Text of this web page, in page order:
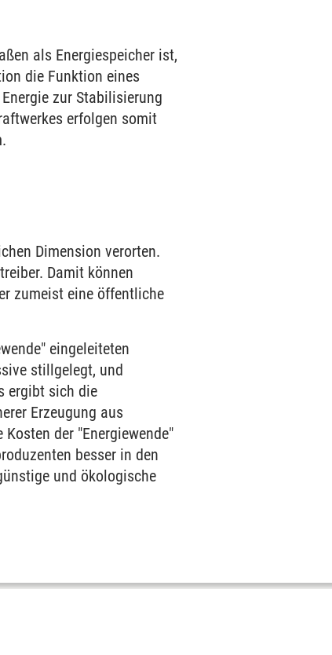
als Energiespeicher ist,
die Funktion eines
zur Stabilisierung
erfolgen somit
Dimension verorten.
Damit können
zumeist eine öffentliche
eingeleiteten
stillgelegt, und
ergibt sich die
Erzeugung aus
der "Energiewende"
besser in den
und ökologische